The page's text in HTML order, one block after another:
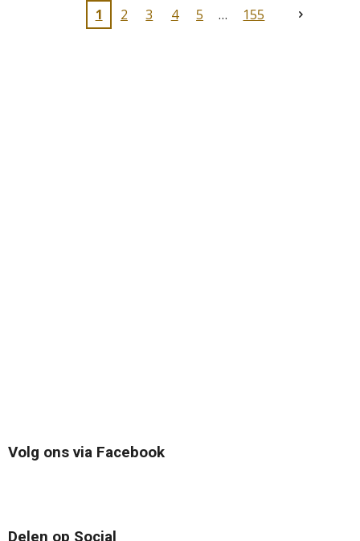
1
2 3 4 5 155
Volg ons via Facebook
Delen op Social